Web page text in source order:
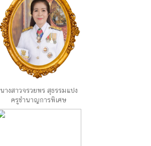
นางสาวจรวยพร สุธรรมแปง
ครูชำนาญการพิเศษ